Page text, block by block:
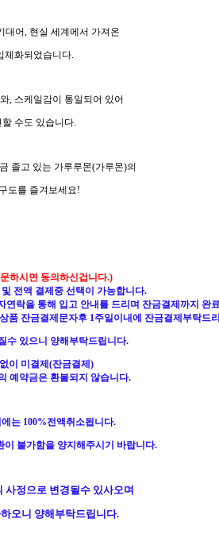
대어, 현실 세계에서 가져온
체화되었습니다.
, 스케일감이 통일되어 있어
수도 있습니다.
졸고 있는 가루루몬(가루몬)의
도를 즐겨보세요!
하시면 동의하신겁니다.)
전액 결제중 선택이 가능합니다.
락을 통해 입고 안내를 드리며 잔금결제까지 완
품 잔금결제문자후 1주일이내에 잔금결제부탁드
수 있으니 양해부탁드립니다.
이 미결제(잔금결제)
예약금은 환불되지 않습니다.
는 100%전액취소됩니다.
이 불가함을 양지해주시기 바랍니다.
정으로 변경될수 있사오며
오니 양해부탁드립니다.